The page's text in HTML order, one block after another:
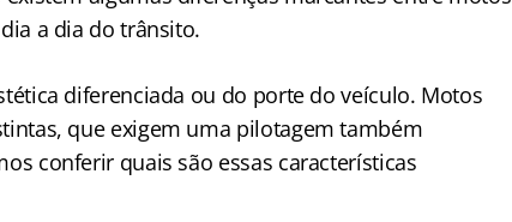
a dia do trânsito.
diferenciada ou do porte do veículo. Motos
que exigem uma pilotagem também
conferir quais são essas características